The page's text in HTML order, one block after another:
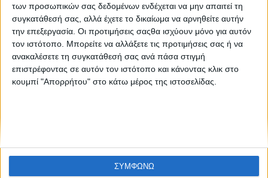
των προσωπικών σας δεδομένων ενδέχεται να μην απαιτεί τη
συγκατάθεσή σας, αλλά έχετε το δικαίωμα να αρνηθείτε αυτήν
την επεξεργασία. Οι προτιμήσεις σαςθα ισχύουν μόνο για αυτόν
τον ιστότοπο. Μπορείτε να αλλάξετε τις προτιμήσεις σας ή να
ανακαλέσετε τη συγκατάθεσή σας ανά πάσα στιγμή
επιστρέφοντας σε αυτόν τον ιστότοπο και κάνοντας κλικ στο
κουμπί "Απορρήτου" στο κάτω μέρος της ιστοσελίδας.
ΣΥΜΦΩΝΩ
None feed
CONNECT